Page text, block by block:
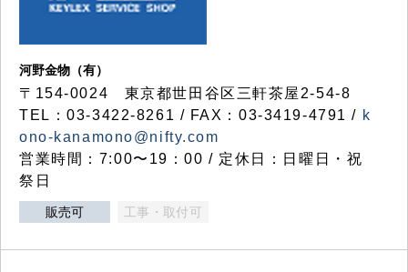
河野金物（有）
〒154-0024 東京都世田谷区三軒茶屋2-54-8
TEL：03-3422-8261 / FAX：03-3419-4791 / k
ono-kanamono@nifty.com
営業時間：7:00〜19：00 / 定休日：日曜日・祝
祭日
販売可 工事・取付可